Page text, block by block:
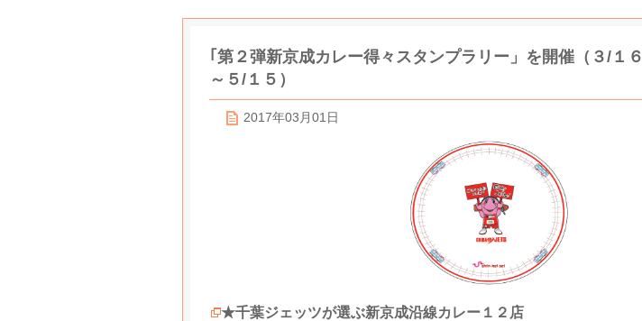
｢第２弾新京成カレー得々スタンプラリー」を開催（３/１６
～５/１５）
2017年03月01日
★千葉ジェッツが選ぶ新京成沿線カレー１２店